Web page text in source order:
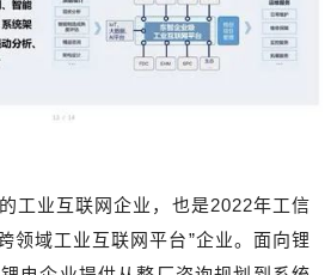
工业互联网企业，也是2022年工信
领域工业互联网平台”企业。面向锂